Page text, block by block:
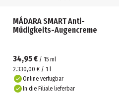
MÁDARA SMART Anti-
Müdigkeits-Augencreme
34,95 € / 15 ml
2.330,00 € / 1 l
Online verfügbar
In die Filiale lieferbar